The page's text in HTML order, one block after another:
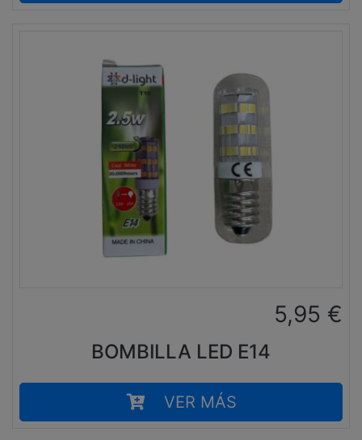
5,95 €
BOMBILLA LED E14
VER MÁS